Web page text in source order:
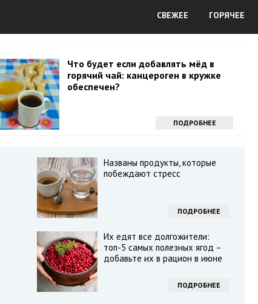
СВЕЖЕЕ ГОРЯЧЕЕ
Что будет если добавлять мёд в
горячий чай: канцероген в кружке
обеспечен?
ПОДРОБНЕЕ
Названы продукты, которые
побеждают стресс
ПОДРОБНЕЕ
Их едят все долгожители:
топ-5 самых полезных ягод –
добавьте их в рацион в июне
ПОДРОБНЕЕ